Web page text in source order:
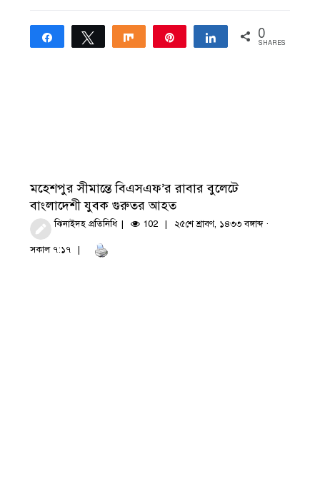
Share Tweet Share Share 0
SHARES
মহেশপুর সীমান্তে বিএসএফ’র রাবার বুলেটে
বাংলাদেশী যুবক গুরুতর আহত
ঝিনাইদহ প্রতিনিধি 102 ২৫শে শ্রাবণ, ১৪৩৩ বঙ্গাব্দ ·
সকাল ৭:১৭